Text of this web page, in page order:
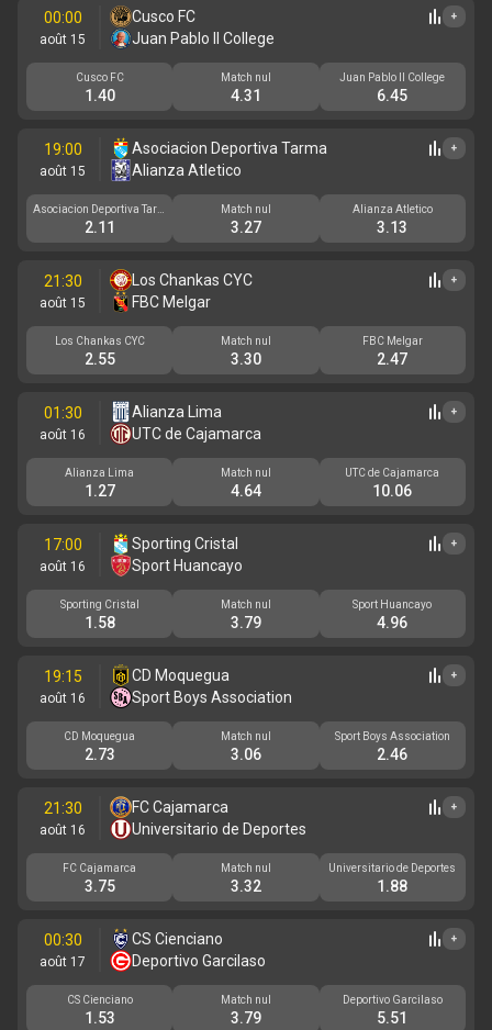
00:00
août 15
Cusco FC
Juan Pablo II College
+
Cusco FC
1.40
Match nul
4.31
Juan Pablo II College
6.45
19:00
août 15
Asociacion Deportiva Tarma
Alianza Atletico
+
Asociacion Deportiva Tarm
a
2.11
Match nul
3.27
Alianza Atletico
3.13
21:30
août 15
Los Chankas CYC
FBC Melgar
+
Los Chankas CYC
2.55
Match nul
3.30
FBC Melgar
2.47
01:30
août 16
Alianza Lima
UTC de Cajamarca
+
Alianza Lima
1.27
Match nul
4.64
UTC de Cajamarca
10.06
17:00
août 16
Sporting Cristal
Sport Huancayo
+
Sporting Cristal
1.58
Match nul
3.79
Sport Huancayo
4.96
19:15
août 16
CD Moquegua
Sport Boys Association
+
CD Moquegua
2.73
Match nul
3.06
Sport Boys Association
2.46
21:30
août 16
FC Cajamarca
Universitario de Deportes
+
FC Cajamarca
3.75
Match nul
3.32
Universitario de Deportes
1.88
00:30
août 17
CS Cienciano
Deportivo Garcilaso
+
CS Cienciano
1.53
Match nul
3.79
Deportivo Garcilaso
5.51